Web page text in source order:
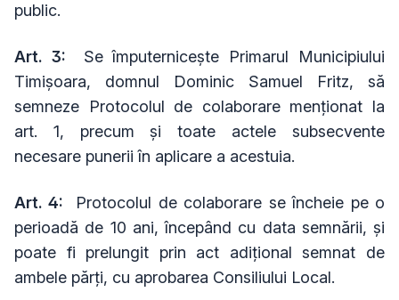
public.
Art. 3: Se împuternicește Primarul Municipiului
Timișoara, domnul Dominic Samuel Fritz, să
semneze Protocolul de colaborare menționat la
art. 1, precum și toate actele subsecvente
necesare punerii în aplicare a acestuia.
Art. 4:
Protocolul de colaborare se încheie pe o
perioadă de 10 ani, începând cu data semnării, și
poate fi prelungit prin act adițional semnat de
ambele părți, cu aprobarea Consiliului Local.